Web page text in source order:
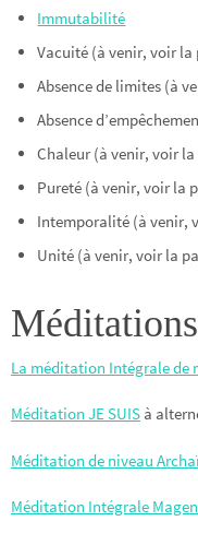
Immutabilité
Vacuité (à venir, voir la
Absence de limites (à
Absence
Chaleur (à venir, voir la
Pureté (à venir, voir la
Intemporalité (à venir,
Unité (à venir, voir la
La méditation Intégrale de
Méditation JE SUIS à
Méditation de niveau
Méditation Intégrale